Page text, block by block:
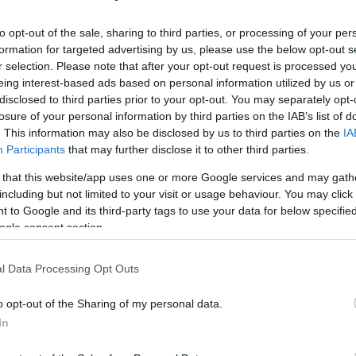
opt-out of the sale, sharing to third parties, or processing of your
for targeted advertising by us, please use the below opt-out
selection. Please note that after your opt-out request is processed
interest-based ads based on personal information utilized by us
to third parties prior to your opt-out. You may separately
of your personal information by third parties on the IAB’s list of
This information may also be disclosed by us to third parties on the
Participants that may further disclose it to other third parties.
that this website/app uses one or more Google services and may
but not limited to your visit or usage behaviour. You may
to Google and its third-party tags to use your data for below
consent section.
Data Processing Opt Outs
opt-out of the Sharing of my personal data.
Robbantások Iránban: Több mint
100-an haltak meg Szolejmáni
sírjánál
2024. január 3.